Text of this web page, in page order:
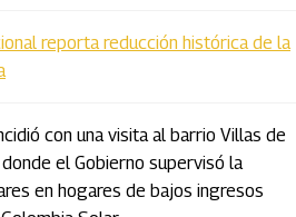
reporta reducción histórica de la
con una visita al barrio Villas de
el Gobierno supervisó la
en hogares de bajos ingresos